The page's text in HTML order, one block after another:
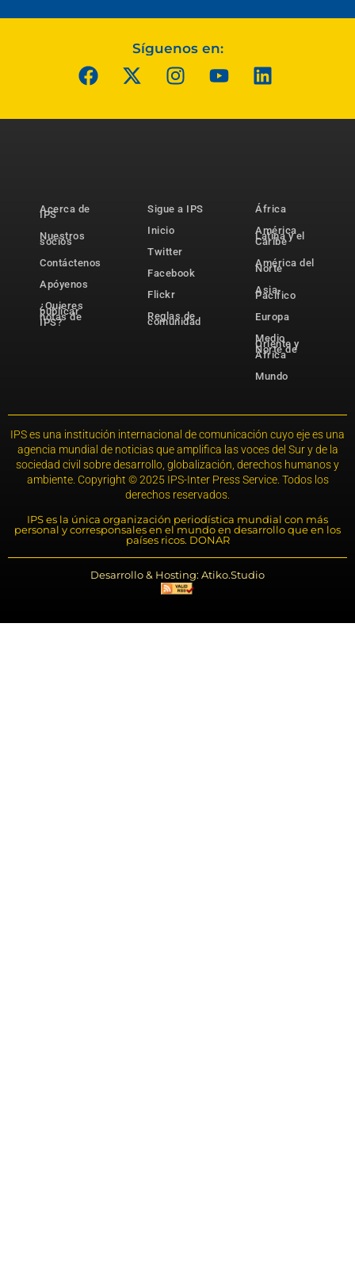
Síguenos en:
Acerca de
IPS
Nuestros
socios
Contáctenos
Apóyenos
¿Quieres
publicar
notas de
IPS?
Sigue a IPS
Inicio
Twitter
Facebook
Flickr
Reglas de
comunidad
África
América
Latina y el
Caribe
América del
Norte
Asia-
Pacífico
Europa
Medio
Oriente y
Norte de
África
Mundo
IPS es una institución internacional de comunicación cuyo eje es una
agencia mundial de noticias que amplifica las voces del Sur y de la
sociedad civil sobre desarrollo, globalización, derechos humanos y
ambiente. Copyright © 2025 IPS-Inter Press Service. Todos los
derechos reservados.
IPS es la única organización periodística mundial con más
personal y corresponsales en el mundo en desarrollo que en los
países ricos. DONAR
Desarrollo & Hosting: Atiko.Studio